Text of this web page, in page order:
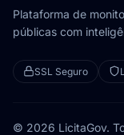
Plataforma de
públicas com
SSL Seguro
© 2026 LicitaGov.